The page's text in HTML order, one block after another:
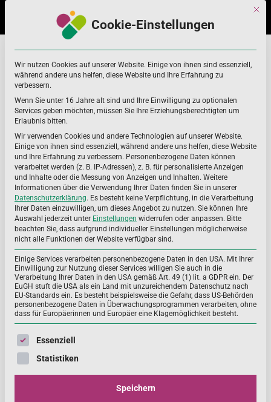
navigation
content
Home bewegten Berufsalltag
Rückengesundheit: neue Folge von
„ErnährungPlus – der Foodcast“
Rückenprobleme gehören zu den häufigsten Leiden der
Deutschen. Doch nicht nur körperliche Aktivität,
Entspannung und Stressabbau sind für unseren Bewe
Mit
Cookie-Einstellungen
Wir nutzen Cookies auf unserer Website. Einige von ihnen sind essenziell,
während andere uns helfen, diese Website und Ihre Erfahrung zu
verbessern.
Wenn Sie unter 16 Jahre alt sind und Ihre Einwilligung zu optionalen
Services geben möchten, müssen Sie Ihre Erziehungsberechtigten um
Erlaubnis bitten.
Wir verwenden Cookies und andere Technologien auf unserer Website.
Einige von ihnen sind essenziell, während andere uns helfen, diese Website
und Ihre Erfahrung zu verbessern. Personenbezogene Daten können
verarbeitet werden (z. B. IP-Adressen), z. B. für personalisierte Anzeigen
und Inhalte oder die Messung von Anzeigen und Inhalten. Weitere
Informationen über die Verwendung Ihrer Daten finden Sie in unserer
Datenschutzerklärung. Es besteht keine Verpflichtung, in die Verarbeitung
Ihrer Daten einzuwilligen, um dieses Angebot zu nutzen. Sie können Ihre
Auswahl jederzeit unter Einstellungen widerrufen oder anpassen. Bitte
beachten Sie, dass aufgrund individueller Einstellungen möglicherweise
nicht alle Funktionen der Website verfügbar sind.
Einige Services verarbeiten personenbezogene Daten in den USA. Mit Ihrer
Einwilligung zur Nutzung dieser Services willigen Sie auch in die
Verarbeitung Ihrer Daten in den USA gemäß Art. 49 (1) lit. a GDPR ein. Der
EuGH stuft die USA als ein Land mit unzureichendem Datenschutz nach
EU-Standards ein. Es besteht beispielsweise die Gefahr, dass US-Behörden
personenbezogene Daten in Überwachungsprogrammen verarbeiten, ohne
dass für Europäerinnen und Europäer eine Klagemöglichkeit besteht.
Es folgt eine Liste der Service-Gruppen, für die eine
Essenziell
Statistiken
Speichern